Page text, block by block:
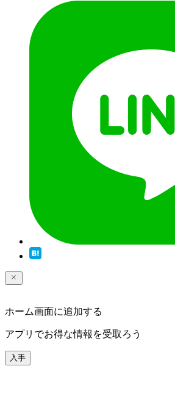
ホーム画面に追加する
アプリでお得な情報を受取ろう
入手